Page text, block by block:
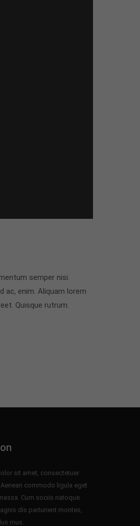
semper nisi.
ac, enim. Aliquam lorem
Quisque rutrum.
sit amet, consectetuer
commodo ligula eget
Cum sociis natoque
dis parturient montes,
mus.